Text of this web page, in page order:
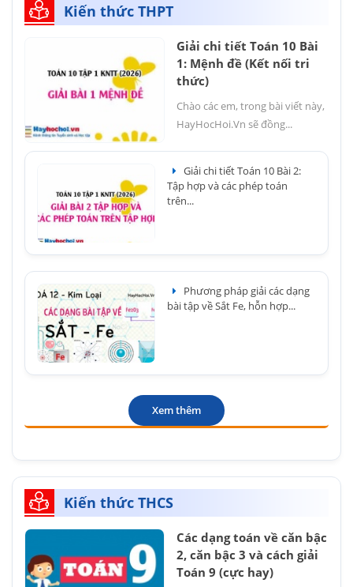
Kiến thức THPT
Giải chi tiết Toán 10 Bài
1: Mệnh đề (Kết nối tri
thức)
Chào các em, trong bài viết này,
HayHocHoi.Vn sẽ đồng...
Giải chi tiết Toán 10 Bài 2:
Tập hợp và các phép toán
trên...
Phương pháp giải các dạng
bài tập về Sắt Fe, hỗn hợp...
Xem thêm
Kiến thức THCS
Các dạng toán về căn bậc
2, căn bậc 3 và cách giải
Toán 9 (cực hay)